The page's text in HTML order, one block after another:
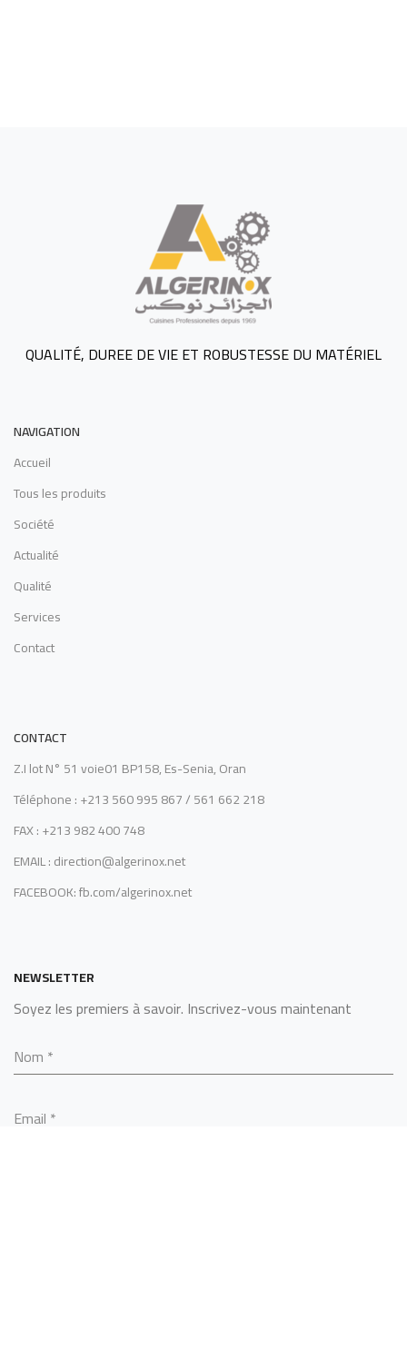
QUALITÉ, DUREE DE VIE ET ROBUSTESSE DU MATÉRIEL
NAVIGATION
Accueil
Tous les produits
Société
Actualité
Qualité
Services
Contact
CONTACT
Z.I lot N° 51 voie01 BP158, Es-Senia, Oran
Téléphone : +213 560 995 867 / 561 662 218
FAX : +213 982 400 748
EMAIL : direction@algerinox.net
FACEBOOK: fb.com/algerinox.net
NEWSLETTER
Soyez les premiers à savoir. Inscrivez-vous maintenant
Nom *
Email *